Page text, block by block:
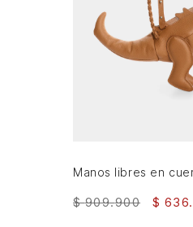
$ 909.900 $ 636.